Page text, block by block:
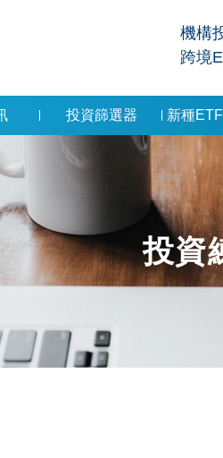
機構
跨境
投資篩選器 新種
投資